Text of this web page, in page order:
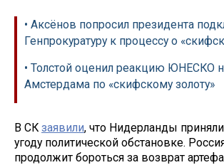
• Аксёнов попросил президента
Генпрокуратуру к процессу о
• Толстой оценил реакцию ЮНЕСКО
Амстердама по «скифскому золоту»
В СК заявили, что Нидерланды
угоду политической обстановке.
продолжит бороться за возврат